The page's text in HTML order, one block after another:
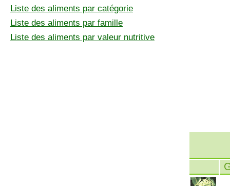
Liste des aliments par catégorie
Liste des aliments par famille
Liste des aliments par valeur nutritive